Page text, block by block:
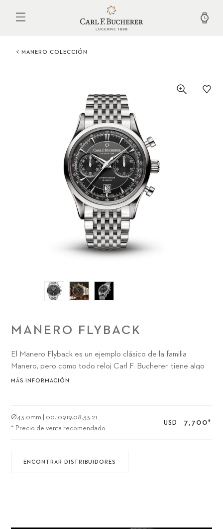
contenido
MANERO COLECCIÓN
MANERO FLYBACK
El Manero Flyback es un ejemplo clásico de la familia
Manero, pero como todo reloj Carl F. Bucherer, tiene algo
marcadamente único que ofrecer a los amantes de los
MÁS INFORMACIÓN
Ø43.0mm
00.10919.08.33.21
* Precio de venta recomendado
USD 7,700*
ENCONTRAR DISTRIBUIDORES